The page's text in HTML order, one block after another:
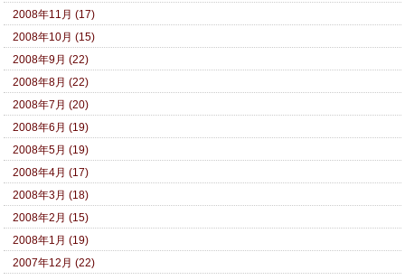
2008年11月 (17)
2008年10月 (15)
2008年9月 (22)
2008年8月 (22)
2008年7月 (20)
2008年6月 (19)
2008年5月 (19)
2008年4月 (17)
2008年3月 (18)
2008年2月 (15)
2008年1月 (19)
2007年12月 (22)